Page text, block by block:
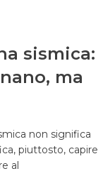
sismica:
ma
non significa
piuttosto, capire
al